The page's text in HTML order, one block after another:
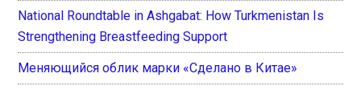
National Roundtable in Ashgabat: How Turkmenistan Is
Strengthening Breastfeeding Support
Меняющийся облик марки «Сделано в Китае»